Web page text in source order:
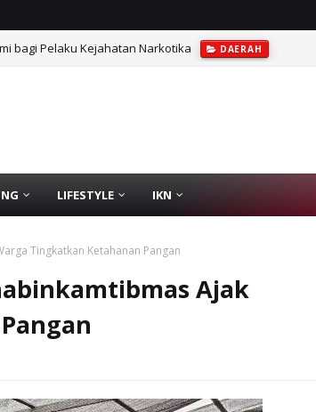
bagi Pelaku Kejahatan Narkotika DAERAH
LIFESTYLE IKN
Tingkatkan Ketahanan Pangan
Ajak